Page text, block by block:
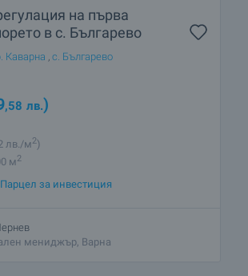
на първа
в с. Българево
Каварна с. Българево
,58 лв.)
лв./м2)
м2
Парцел за инвестиция
мениджър, Варна